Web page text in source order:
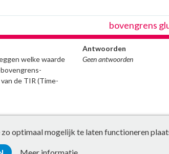
bovengrens
welke waarde
de TIR (Time-
Antwoorden
Geen antwoorden
optimaal mogelijk te laten functioneren